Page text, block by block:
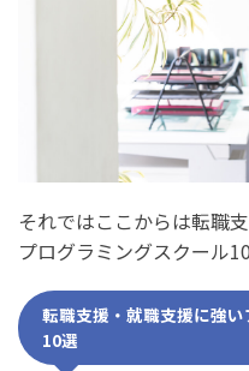
それではここからは転職
プログラミングスクール
転職支援・就職支援に強
10選